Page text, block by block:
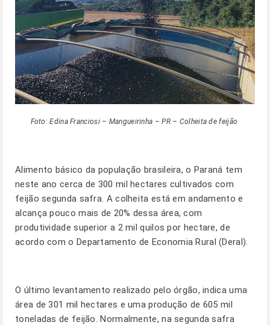
Foto: Edina Franciosi – Mangueirinha – PR – Colheita de feijão
Alimento básico da população brasileira, o Paraná tem
neste ano cerca de 300 mil hectares cultivados com
feijão segunda safra. A colheita está em andamento e
alcança pouco mais de 20% dessa área, com
produtividade superior a 2 mil quilos por hectare, de
acordo com o Departamento de Economia Rural (Deral).
O último levantamento realizado pelo órgão, indica uma
área de 301 mil hectares e uma produção de 605 mil
toneladas de feijão. Normalmente, na segunda safra